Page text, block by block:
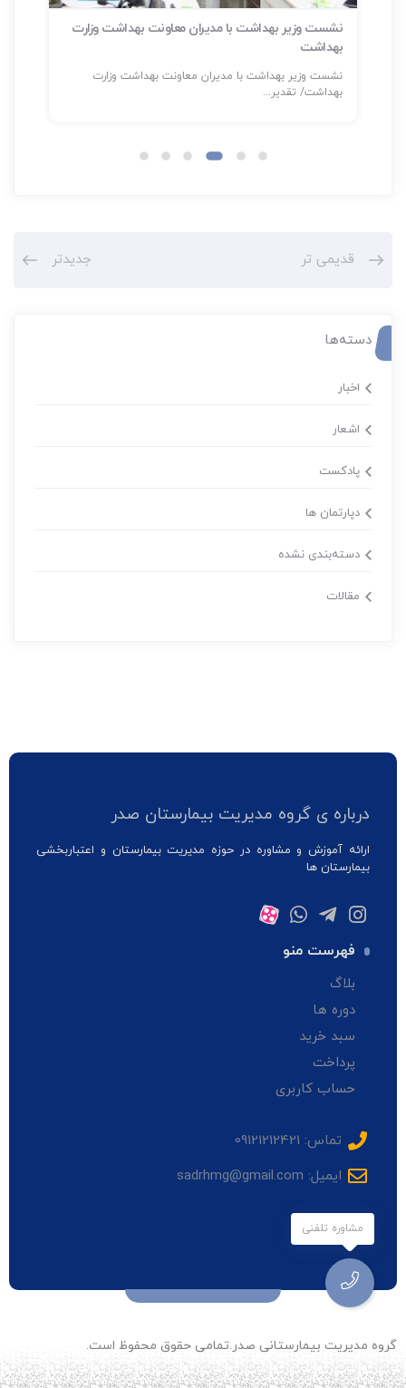
نشست وزیر بهداشت با مدیران معاونت بهداشت وزارت
بهداشت
نشست وزیر بهداشت با مدیران معاونت بهداشت وزارت
بهداشت/ تقدیر...
قدیمی تر جدیدتر
دسته‌ها
اخبار
اشعار
پادکست
دپارتمان ها
دسته‌بندی نشده
مقالات
درباره ی گروه مدیریت بیمارستان صدر
ارائه آموزش و مشاوره در حوزه مدیریت بیمارستان و اعتباربخشی
بیمارستان ها
فهرست منو
بلاگ
دوره ها
سبد خرید
پرداخت
حساب کاربری
تماس: 09121212421
ایمیل: sadrhmg@gmail.com
گروه مدیریت بیمارستانی صدر.تمامی حقوق محفوظ است.
مشاوره تلفنی